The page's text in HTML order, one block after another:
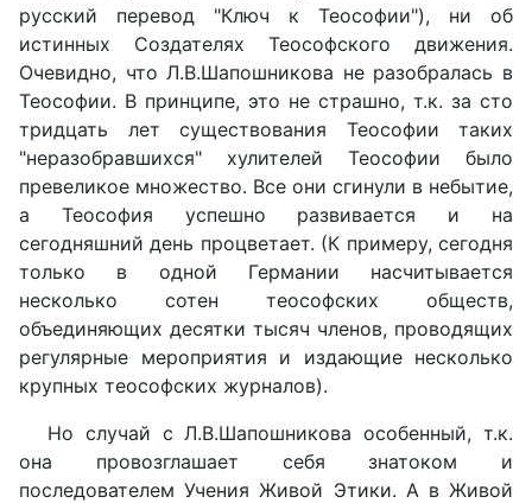
русский перевод "Ключ к Теософии"), ни об
истинных Создателях Теософского движения.
Очевидно, что Л.В.Шапошникова не разобралась в
Теософии. В принципе, это не страшно, т.к. за сто
тридцать лет существования Теософии таких
"неразобравшихся" хулителей Теософии было
превеликое множество. Все они сгинули в небытие,
а Теософия успешно развивается и на
сегодняшний день процветает. (К примеру, сегодня
только в одной Германии насчитывается
несколько сотен теософских обществ,
объединяющих десятки тысяч членов, проводящих
регулярные мероприятия и издающие несколько
крупных теософских журналов).
Но случай с Л.В.Шапошникова особенный, т.к.
она провозглашает себя знатоком и
последователем Учения Живой Этики. А в Живой